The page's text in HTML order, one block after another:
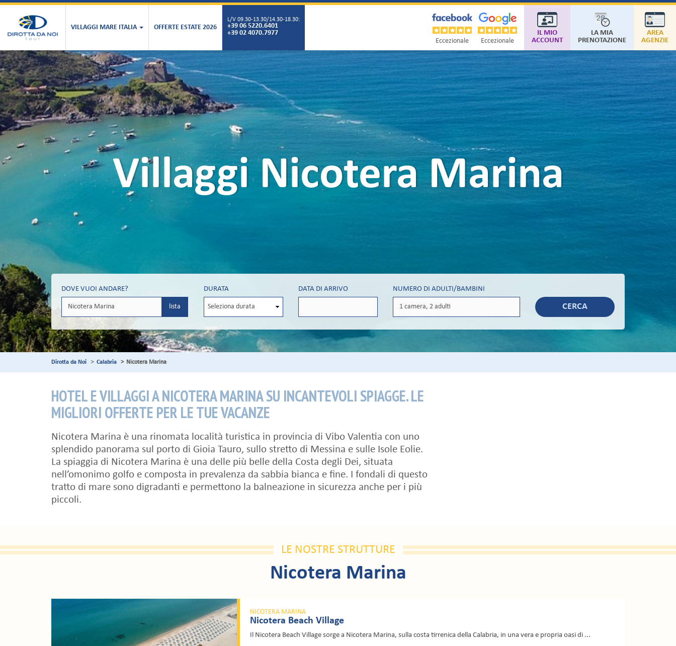
Eccezionale Eccezionale
IL MIO
ACCOUNT
LA MIA
PRENOTAZIONE
AREA
AGENZIE
VILLAGGI MARE ITALIA OFFERTE ESTATE 2026
L/V 09.30-13.30/14.30-18.30:
+39 06 5220.6401
+39 02 4070.7977
Villaggi Nicotera Marina
DOVE VUOI ANDARE?
lista
DURATA DATA DI ARRIVO NUMERO DI ADULTI/BAMBINI
CERCA
Dirotta da Noi Calabria Nicotera Marina
HOTEL E VILLAGGI A NICOTERA MARINA SU INCANTEVOLI SPIAGGE. LE
MIGLIORI OFFERTE PER LE TUE VACANZE
Nicotera Marina è una rinomata località turistica in provincia di Vibo Valentia con uno
splendido panorama sul porto di Gioia Tauro, sullo stretto di Messina e sulle Isole Eolie.
La spiaggia di Nicotera Marina è una delle più belle della Costa degli Dei, situata
nell’omonimo golfo e composta in prevalenza da sabbia bianca e fine. I fondali di questo
tratto di mare sono digradanti e permettono la balneazione in sicurezza anche per i più
piccoli.
LE NOSTRE STRUTTURE
Nicotera Marina
NICOTERA MARINA
Nicotera Beach Village
Il Nicotera Beach Village sorge a Nicotera Marina, sulla costa tirrenica della Calabria, in una vera e propria oasi di ...